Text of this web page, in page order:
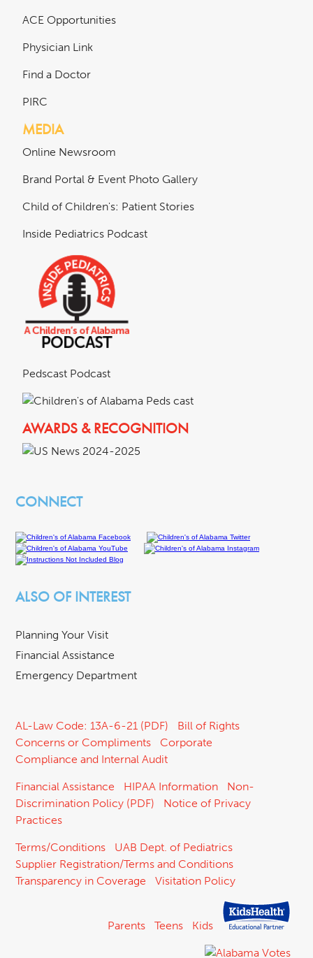
ACE Opportunities
Physician Link
Find a Doctor
PIRC
MEDIA
Online Newsroom
Brand Portal & Event Photo Gallery
Child of Children's: Patient Stories
Inside Pediatrics Podcast
Pedscast Podcast
AWARDS & RECOGNITION
CONNECT
ALSO OF INTEREST
Planning Your Visit
Financial Assistance
Emergency Department
AL-Law Code: 13A-6-21 (PDF)
Bill of Rights
Concerns or Compliments
Corporate
Compliance and Internal Audit
Financial Assistance HIPAA Information
Non-
Discrimination Policy (PDF)
Notice of Privacy
Practices
Terms/Conditions
UAB Dept. of Pediatrics
Supplier Registration/Terms and Conditions
Transparency in Coverage
Visitation Policy
Parents Teens Kids